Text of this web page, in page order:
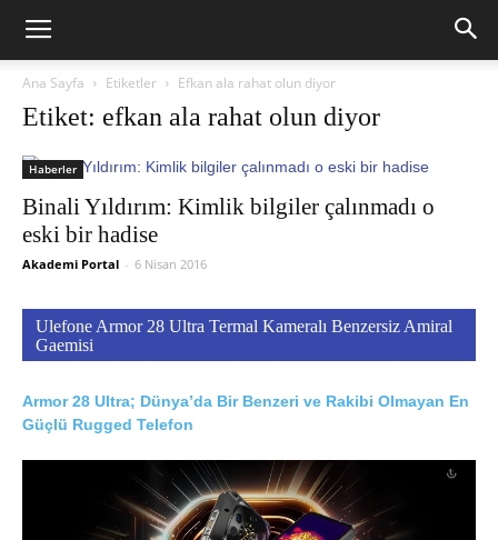
Ana Sayfa Etiketler Efkan ala rahat olun diyor
Etiket: efkan ala rahat olun diyor
Haberler
Binali Yıldırım: Kimlik bilgiler çalınmadı o
eski bir hadise
Akademi Portal - 6 Nisan 2016
Ulefone Armor 28 Ultra Termal Kameralı Benzersiz Amiral
Gaemisi
Armor 28 Ultra; Dünya’da Bir Benzeri ve Rakibi Olmayan En
Güçlü Rugged Telefon